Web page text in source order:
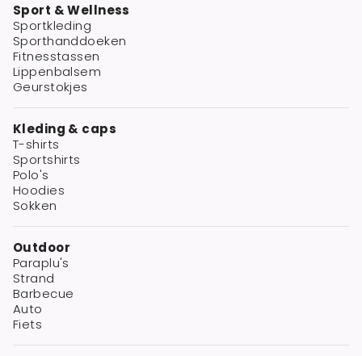
Sport & Wellness
Sportkleding
Sporthanddoeken
Fitnesstassen
Lippenbalsem
Geurstokjes
Kleding & caps
T-shirts
Sportshirts
Polo's
Hoodies
Sokken
Outdoor
Paraplu's
Strand
Barbecue
Auto
Fiets